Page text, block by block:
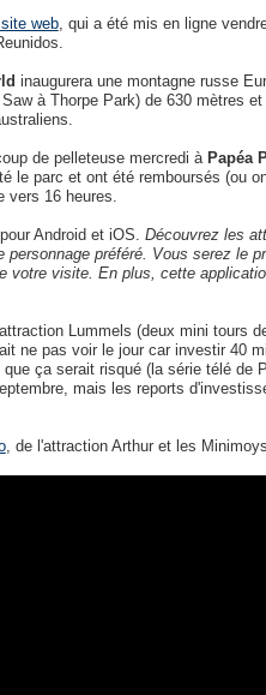
web, qui a été mis en ligne
inaugurera une montagne russe
à Thorpe Park) de 630 mètres
de pelleteuse mercredi à Papéa
le parc et ont été remboursés (ou
vers 16 heures.
Android et iOS. Découvrez les
préféré. Vous serez le
visite. En plus, cette
Lummels (deux mini tours
ne pas voir le jour car investir 40
ça serait risqué (la série télé de
mais les reports
, de l'attraction Arthur et les